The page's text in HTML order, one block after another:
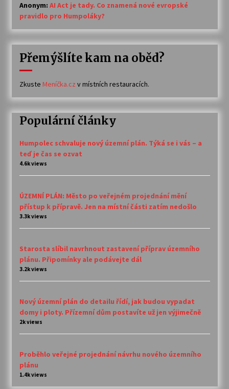
Anonym: AI Act je tady. Co znamená nové evropské
pravidlo pro Humpoláky?
Přemýšlíte kam na oběd?
Zkuste Meníčka.cz v místních restauracích.
Populární články
Humpolec schvaluje nový územní plán. Týká se i vás – a
teď je čas se ozvat
4.6k views
ÚZEMNÍ PLÁN: Město po veřejném projednání mění
přístup k přípravě. Jen na místní části zatím nedošlo
3.3k views
Starosta slíbil navrhnout zastavení příprav územního
plánu. Připomínky ale podávejte dál
3.2k views
Nový územní plán do detailu řídí, jak budou vypadat
domy i ploty. Přízemní dům postavíte už jen výjimečně
2k views
Proběhlo veřejné projednání návrhu nového územního
plánu
1.4k views